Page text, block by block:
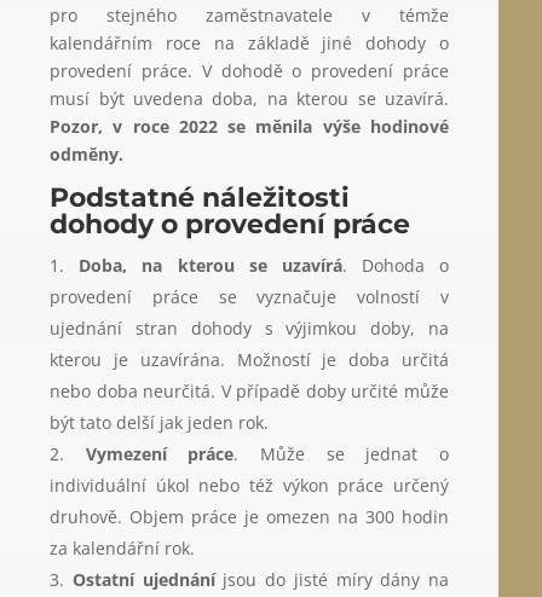
pro stejného zaměstnavatele v témže
kalendářním roce na základě jiné dohody o
provedení práce. V dohodě o provedení práce
musí být uvedena doba, na kterou se uzavírá.
Pozor, v roce 2022 se měnila výše hodinové
odměny.
Podstatné náležitosti
dohody o provedení práce
Doba, na kterou se uzavírá. Dohoda o
provedení práce se vyznačuje volností v
ujednání stran dohody s výjimkou doby, na
kterou je uzavírána. Možností je doba určitá
nebo doba neurčitá. V případě doby určité může
být tato delší jak jeden rok.
Vymezení práce. Může se jednat o
individuální úkol nebo též výkon práce určený
druhově. Objem práce je omezen na 300 hodin
za kalendářní rok.
Ostatní ujednáníjsou do jisté míry dány na